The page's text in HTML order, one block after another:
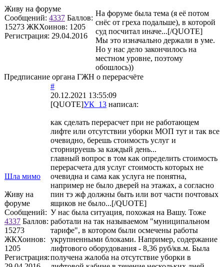
Живу на форуме
Сообщений: 4337 Баллов:
15273 ЖКХоинов: 1205
Регистрация: 29.04.2016
На форуме была тема (я её потом
снёс от греха подальше), в которой
суд посчитал иначе...[/QUOTE]
Мы это изначально держали в уме.
Но у нас дело закончилось на
местном уровне, поэтому
обошлось))
Предписание органа ГЖН о перерасчёте
Шла мимо
Живу на
форуме
Сообщений:
4337 Баллов:
15273
ЖКХоинов:
1205
Регистрация:
#
20.12.2021 13:55:09
[QUOTE]УК_13 написал:
как сделать перерасчет при не работающем
лифте или отсутствии уборки МОП тут и так все
очевидно, берешь стоимость услуг и
сторнируешь за каждый день...
главный вопрос в том как определить стоимость
перерасчета для услуг стоимость которых не
очевидна и сама как услуга не понятна,
например не было дверей на этажах, а согласно
пин тэ жф должны быть или вот части почтовых
ящиков не было...[/QUOTE]
У нас была ситуация, похожая на Вашу. Тоже
работали на так называемом "муниципальном
тарифе", в котором были осмечены работы
укрупненными блоками. Например, содержание
лифтового оборудования - 8,36 руб/кв.м. Была
получена жалоба на отсутствие уборки в